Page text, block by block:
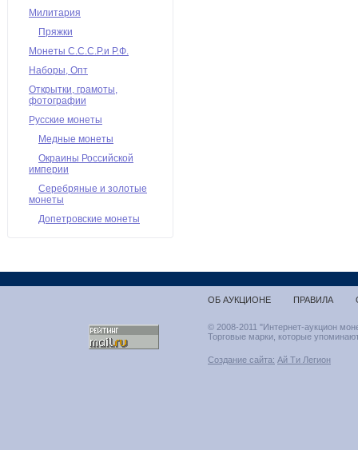
Милитария
Пряжки
Монеты С.С.С.Р.и Р.Ф.
Наборы, Опт
Открытки, грамоты,
фотографии
Русские монеты
Медные монеты
Окраины Российской
империи
Серебряные и золотые
монеты
Допетровские монеты
ОБ АУКЦИОНЕ ПРАВИЛА
© 2008-2011 "Интернет-аукцион
Торговые марки, которые
Создание сайта: Ай Ти Легион